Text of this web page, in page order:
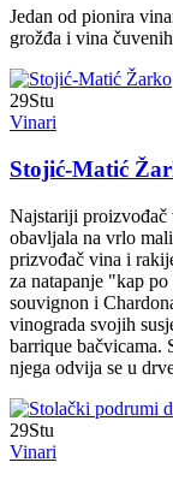
Jedan od pionira
grožđa i vina
29Stu
Vinari
Stojić-Matić
Najstariji proizvođač
obavljala na vrlo
prizvođač vina i
za natapanje "kap
souvignon i
vinograda svojih
barrique bačvicama.
njega odvija se u
29Stu
Vinari